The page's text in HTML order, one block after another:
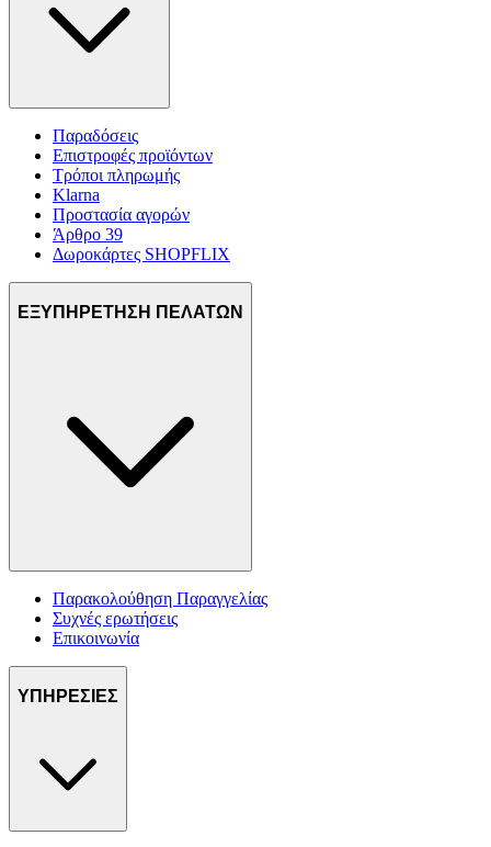
Παραδόσεις
Επιστροφές προϊόντων
Τρόποι πληρωμής
Klarna
Προστασία αγορών
Άρθρο 39
Δωροκάρτες SHOPFLIX
ΕΞΥΠΗΡΕΤΗΣΗ ΠΕΛΑΤΩΝ
Παρακολούθηση Παραγγελίας
Συχνές ερωτήσεις
Επικοινωνία
ΥΠΗΡΕΣΙΕΣ